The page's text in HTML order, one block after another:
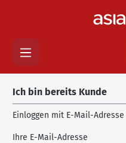
Ich bin bereits Kunde
Einloggen mit E-Mail-
Ihre E-Mail-Adresse